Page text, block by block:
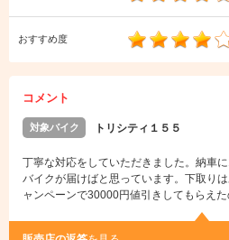
おすすめ度
コメント
対象バイク トリシティ１５５
丁寧な対応をしていただきました。納車
バイクが届けばと思っています。下取り
ャンペーンで30000円値引きしてもらえた